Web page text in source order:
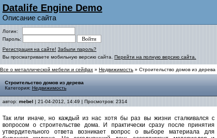
Datalife Engine Demo
Описание сайта
Логин:
Пароль:
Регистрация на сайте! Забыли пароль?
Вы просматриваете мобильную версию сайта. Перейти на полную версию сайта.
Все о металлической мебели и сейфах » Недвижимость » Строительство домов из дерева
Строительство домов из дерева
Категория: Недвижимость
автор: mebel | 21-04-2012, 14:49 | Просмотров: 2314
Так или иначе, но каждый из нас хотя бы раз вы жизни сталкивался с
вопросом о строительстве дома. И практически сразу после принятия
утвердительного ответа возникает вопрос о выборе материала для